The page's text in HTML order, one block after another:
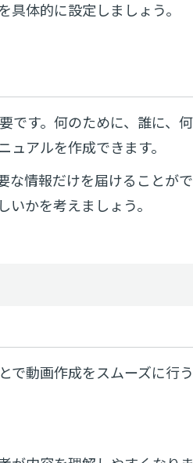
体的に設定しましょう。
です。何のために、誰に、
アルを作成できます。
な情報だけを届けることが
かを考えましょう。
で動画作成をスムーズに行